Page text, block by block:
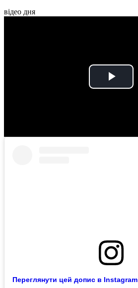
відео дня
Play
Переглянути цей допис в Instagram